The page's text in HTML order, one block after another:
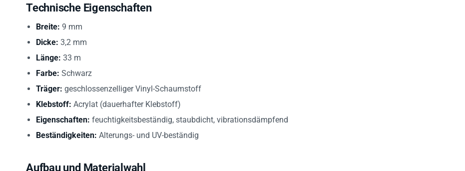
Technische Eigenschaften
Breite: 9 mm
Dicke: 3,2 mm
Länge: 33 m
Farbe: Schwarz
Träger: geschlossenzelliger Vinyl-Schaumstoff
Klebstoff: Acrylat (dauerhafter Klebstoff)
Eigenschaften: feuchtigkeitsbeständig, staubdicht, vibrationsdämpfend
Beständigkeiten: Alterungs- und UV-beständig
Aufbau und Materialwahl